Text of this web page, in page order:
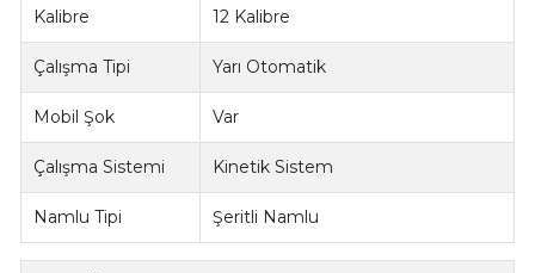
Kalibre 12 Kalibre
Çalışma Tipi Yarı Otomatik
Mobil Şok Var
Çalışma Sistemi Kinetik Sistem
Namlu Tipi Şeritli Namlu